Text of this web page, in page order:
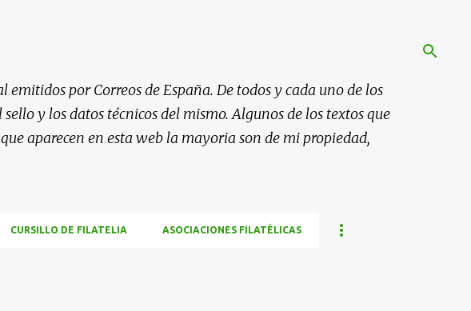
por Correos de España. De todos y cada uno de los
y los datos técnicos del mismo. Algunos de los textos que
aparecen en esta web la mayoria son de mi propiedad,
CURSILLO DE FILATELIA ASOCIACIONES FILATÉLICAS